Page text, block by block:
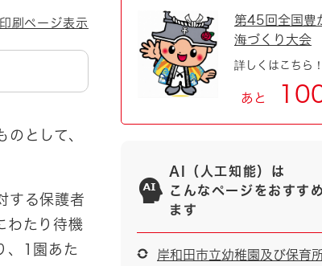
印刷ページ表示
として、
する保護者
わたり待機
、1園あた
第45回全国豊
海づくり大会
詳しくはこちら！
あと
AI（人工知能）は
こんなページをおすす
ます
岸和田市立幼稚園及び保育